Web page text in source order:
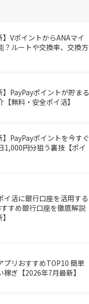
】VポイントからANAマイ
？ルートや交換率、交換方
】PayPayポイントが貯まる
無料・安全ポイ活】
】PayPayポイントを今すぐ
1,000円分狙う裏技【ポイ
イ活に銀行口座を活用する
すめ銀行口座を徹底解説
プリおすすめTOP10 簡単
稼ぎ【2026年7月最新】